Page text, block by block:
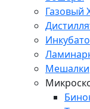
Газовый
Мешалки